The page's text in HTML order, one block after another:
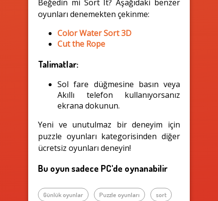
Beğedin mi Sort It? Aşağıdaki benzer
oyunları denemekten çekinme:
Color Water Sort 3D
Cut the Rope
Talimatlar:
Sol fare düğmesine basın veya
Akıllı telefon kullanıyorsanız
ekrana dokunun.
Yeni ve unutulmaz bir deneyim için
puzzle oyunları kategorisinden diğer
ücretsiz oyunları deneyin!
Bu oyun sadece PC'de oynanabilir
Günlük oyunlar Puzzle oyunları sort